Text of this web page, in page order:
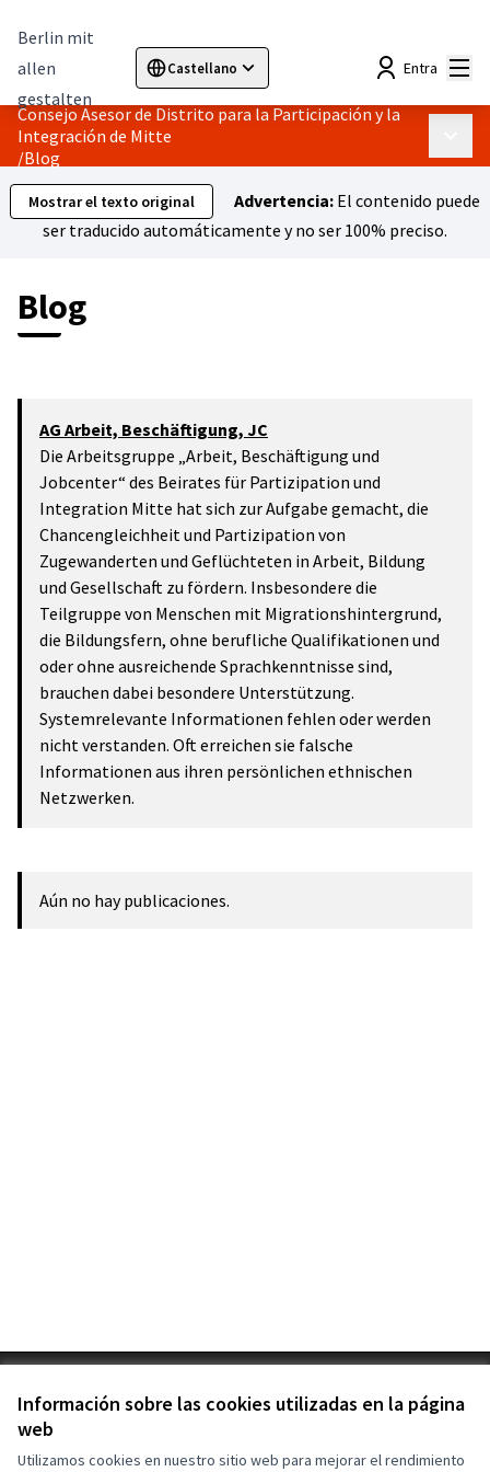
Información sobre las cookies utilizadas en la página
web
Utilizamos cookies en nuestro sitio web para mejorar el rendimiento
Berlin mit
allen
gestalten
Castellano
Sprache wählenChoose language Elegir el idioma
Entra
Consejo Asesor de Distrito para la Participación y la
Integración de Mitte
/Blog
Mostrar el texto original Advertencia: El contenido puede
ser traducido automáticamente y no ser 100% preciso.
Blog
AG Arbeit, Beschäftigung, JC
Die Arbeitsgruppe „Arbeit, Beschäftigung und
Jobcenter“ des Beirates für Partizipation und
Integration Mitte hat sich zur Aufgabe gemacht, die
Chancengleichheit und Partizipation von
Zugewanderten und Geflüchteten in Arbeit, Bildung
und Gesellschaft zu fördern. Insbesondere die
Teilgruppe von Menschen mit Migrationshintergrund,
die Bildungsfern, ohne berufliche Qualifikationen und
oder ohne ausreichende Sprachkenntnisse sind,
brauchen dabei besondere Unterstützung.
Systemrelevante Informationen fehlen oder werden
nicht verstanden. Oft erreichen sie falsche
Informationen aus ihren persönlichen ethnischen
Netzwerken.
Aún no hay publicaciones.
Configuración de cookies